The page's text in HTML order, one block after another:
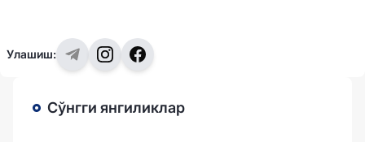
Улашиш:
Сўнгги янгиликлар